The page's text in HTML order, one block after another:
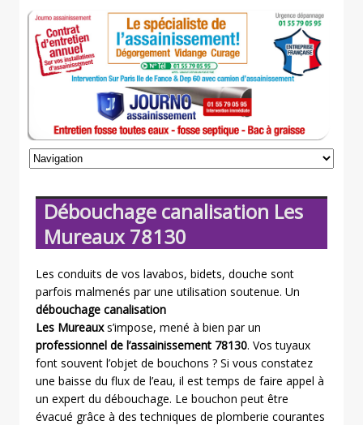
Débouchage canalisation Les
Mureaux 78130
Les conduits de vos lavabos, bidets, douche sont
parfois malmenés par une utilisation soutenue. Un
débouchage canalisation
Les Mureauxs’impose, mené à bien par un
professionnel de l’assainissement 78130. Vos tuyaux
font souvent l’objet de bouchons ? Si vous constatez
une baisse du flux de l’eau, il est temps de faire appel à
un expert du débouchage. Le bouchon peut être
évacué grâce à des techniques de plomberie courantes